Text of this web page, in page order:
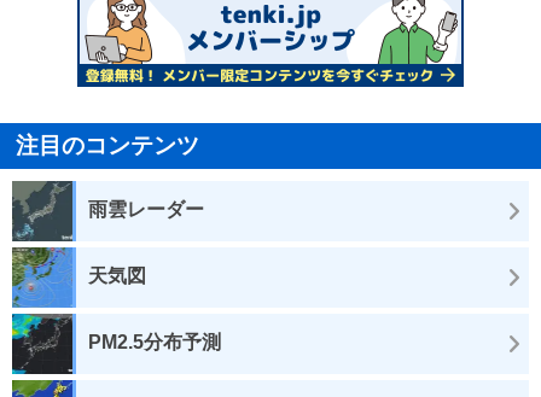
注目のコンテンツ
雨雲レーダー
天気図
PM2.5分布予測